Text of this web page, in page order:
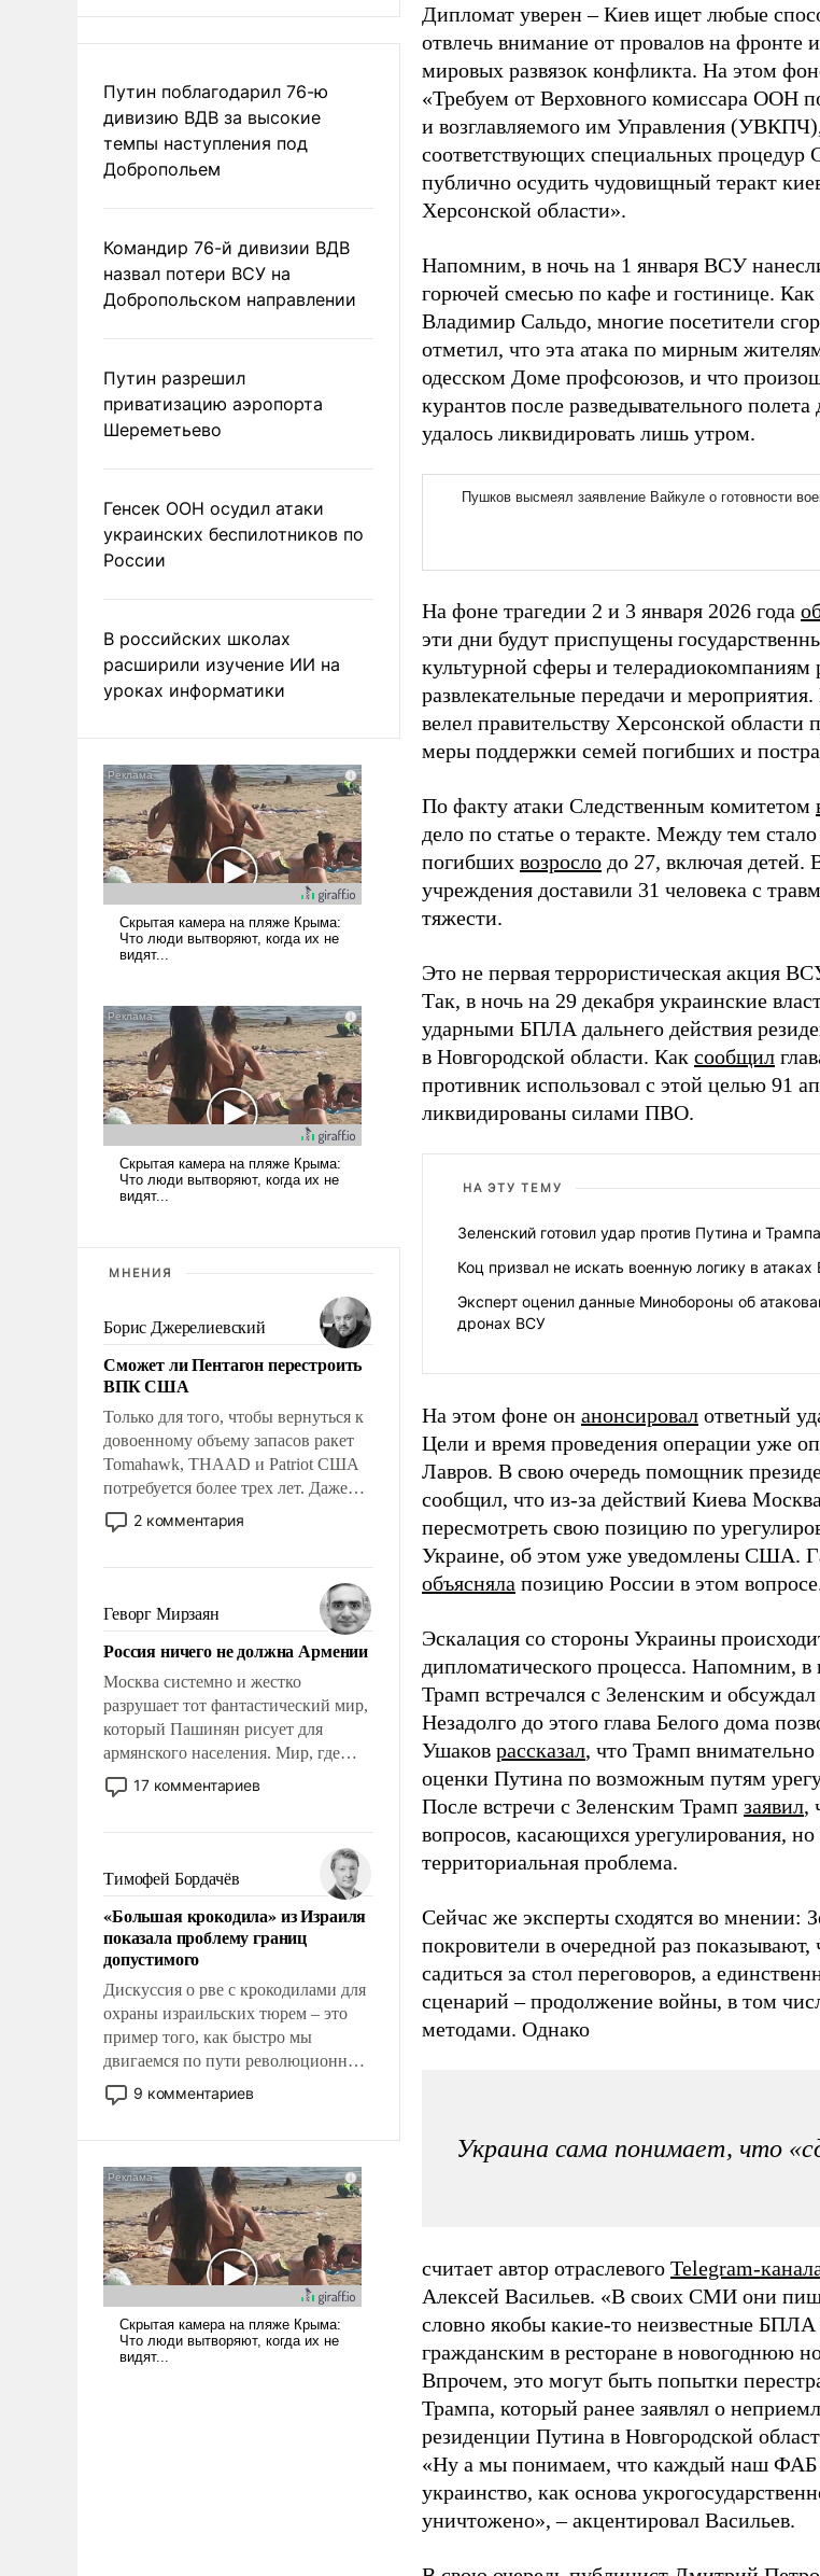
Путин поблагодарил 76-ю
дивизию ВДВ за высокие
темпы наступления под
Добропольем
Командир 76-й дивизии ВДВ
назвал потери ВСУ на
Добропольском направлении
Путин разрешил
приватизацию аэропорта
Шереметьево
Генсек ООН осудил атаки
украинских беспилотников по
России
В российских школах
расширили изучение ИИ на
уроках информатики
МНЕНИЯ
Борис Джерелиевский
Сможет ли Пентагон перестроить
ВПК США
Только для того, чтобы вернуться к
довоенному объему запасов ракет
Tomahawk, THAAD и Patriot США
потребуется более трех лет. Даже
небольшая война с Ираном
опустошила американские
уязвимости США, например, перед
Китаем.
2 комментария
Геворг Мирзаян
Россия ничего не должна Армении
Москва системно и жестко
разрушает тот фантастический мир,
который Пашинян рисует для
армянского населения. Мир, где
политические прожекты будут
безусловно оплачиваться за счет
где Еревану за свои поступки не
нужно отвечать.
17 комментариев
Тимофей Бордачёв
«Большая крокодила» из Израиля
показала проблему границ
допустимого
Дискуссия о рве с крокодилами для
охраны израильских тюрем – это
пример того, как быстро мы
двигаемся по пути революционных
изменений. То, что несколько лет
назад было образом для
9 комментариев
Дипломат уверен – Киев ищет любые
отвлечь внимание от провалов на фронте
мировых развязок конфликта. На этом
«Требуем от Верховного комиссара ООН
и возглавляемого им Управления
соответствующих специальных процедур
публично осудить чудовищный теракт
Херсонской области».
Напомним, в ночь на 1 января ВСУ
горючей смесью по кафе и гостинице. Как
Владимир Сальдо, многие посетители
отметил, что эта атака по мирным
одесском Доме профсоюзов, и что
курантов после разведывательного
удалось ликвидировать лишь утром.
На фоне трагедии 2 и 3 января 2026 года
эти дни будут приспущены
культурной сферы и телерадиокомпаниям
развлекательные передачи и
велел правительству Херсонской области
меры поддержки семей погибших и
По факту атаки Следственным комитетом
дело по статье о теракте. Между тем
погибших возросло до 27, включая детей.
учреждения доставили 31 человека с
тяжести.
Это не первая террористическая акция
Так, в ночь на 29 декабря украинские
ударными БПЛА дальнего действия
в Новгородской области. Как сообщил
противник использовал с этой целью 91
ликвидированы силами ПВО.
НА ЭТУ ТЕМУ
Зеленский готовил удар против Путина и Трампа
Коц призвал не искать военную логику в
Эксперт оценил данные Минобороны об
дронах ВСУ
На этом фоне он анонсировал ответный
Цели и время проведения операции уже
Лавров. В свою очередь помощник
сообщил, что из-за действий Киева
пересмотреть свою позицию по
Украине, об этом уже уведомлены США.
объясняла позицию России в этом
Эскалация со стороны Украины
дипломатического процесса. Напомним, в
Трамп встречался с Зеленским и
Незадолго до этого глава Белого дома
Ушаков рассказал, что Трамп
оценки Путина по возможным путям
После встречи с Зеленским Трамп заявил,
вопросов, касающихся урегулирования,
территориальная проблема.
Сейчас же эксперты сходятся во мнении:
покровители в очередной раз показывают,
садиться за стол переговоров, а
сценарий – продолжение войны, в том
методами. Однако
Украина сама понимает, что
считает автор отраслевого Telegram-
Алексей Васильев. «В своих СМИ они
словно якобы какие-то неизвестные БПЛА
гражданским в ресторане в новогоднюю
Впрочем, это могут быть попытки
Трампа, который ранее заявлял о
резиденции Путина в Новгородской
«Ну а мы понимаем, что каждый наш ФАБ
украинство, как основа
уничтожено», – акцентировал Васильев.